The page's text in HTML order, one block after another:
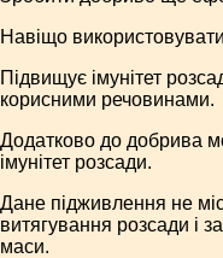
Навіщо
Підвищує імунітет
корисними речовинами.
Додатково до добрива
імунітет розсади.
Дане підживлення не
витягування розсади і
маси.